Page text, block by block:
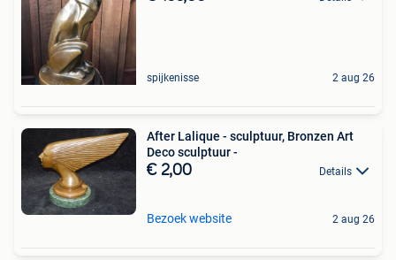
spijkenisse 2 aug 26
After Lalique - sculptuur, Bronzen Art
Deco sculptuur -
€ 2,00 Details
Bezoek website 2 aug 26